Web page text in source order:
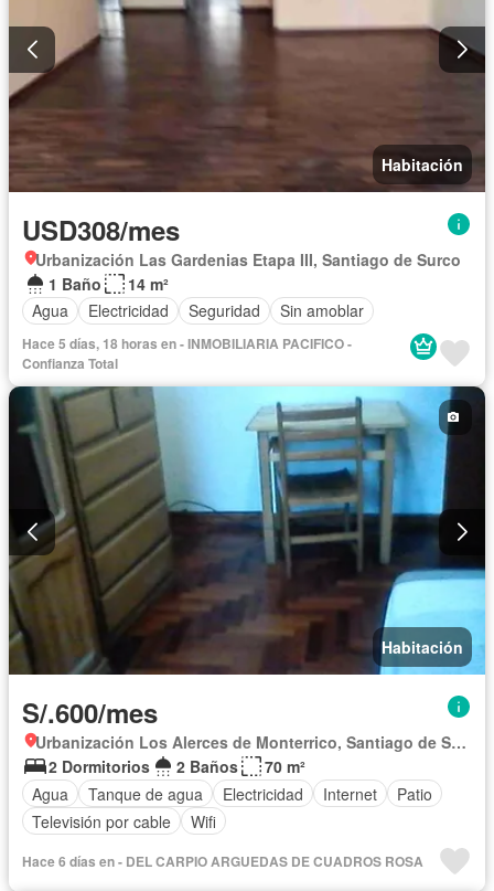
Habitación
USD308/mes
Urbanización Las Gardenias Etapa III, Santiago de Surco
1 Baño
14 m²
Agua
Electricidad Seguridad Sin amoblar
Hace 5 días, 18 horas en - INMOBILIARIA PACIFICO -
Confianza Total
Habitación
S/.600/mes
Urbanización Los Alerces de Monterrico, Santiago de Surco
2 Dormitorios
2 Baños
70 m²
Agua
Tanque de agua Electricidad Internet
Patio
Televisión por cable
Wifi
Hace 6 días en - DEL CARPIO ARGUEDAS DE CUADROS ROSA